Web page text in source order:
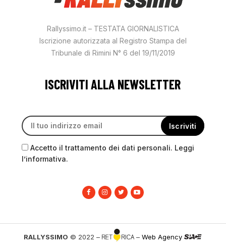
Rallyssimo.it – TESTATA GIORNALISTICA
Iscrizione autorizzata al Registro Stampa del
Tribunale di Rimini N° 6 del 19/11/2019
ISCRIVITI ALLA NEWSLETTER
Accetto il trattamento dei dati personali. Leggi
l’informativa.
RALLYSSIMO © 2022 – –Web Agency